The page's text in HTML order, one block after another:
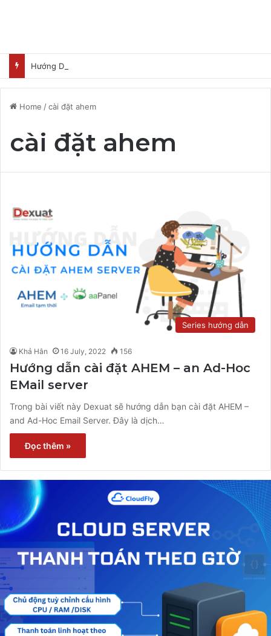
Hướng Dẫn Nhận Lovable Pro 3 Tháng Miễn Phí
Home /cài đặt ahem
cài đặt ahem
Series hướng dẫn
Khả Hân 16 July, 2022 156
Hướng dẫn cài đặt AHEM – an Ad-Hoc
EMail server
Trong bài viết này Dexuat sẽ hướng dẫn bạn cài đặt AHEM –
and Ad-Hoc Email Server. Đây là dịch…
Đọc thêm »